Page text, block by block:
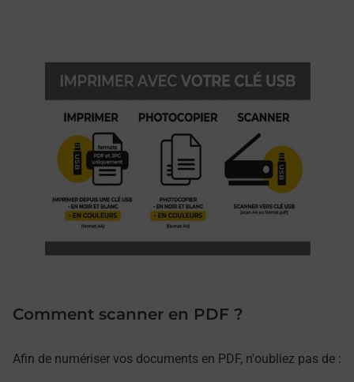
Comment scanner en PDF ?
Afin de numériser vos documents en PDF, n'oubliez pas de :